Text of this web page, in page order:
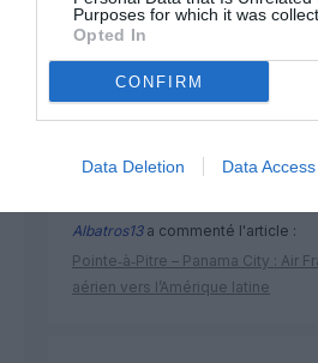
Purposes for which it was
Opted In
CONFIRM
Data Deletion Data Access
Albatros13a commenté l'article :
Pointe‑à‑Pitre – Panama City : Air
aérien vers l’Amérique latine